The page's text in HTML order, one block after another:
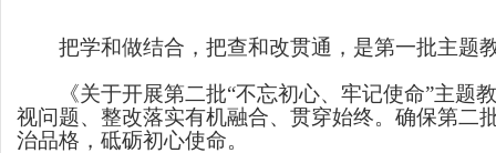
把学和做结合，把查和改贯通，是第一批主题
《关于开展第二批“不忘初心、牢记使命”主题
视问题、整改落实有机融合、贯穿始终。确保第二
治品格，砥砺初心使命。